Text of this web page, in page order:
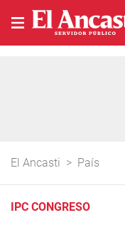
El Ancasti > País
IPC CONGRESO